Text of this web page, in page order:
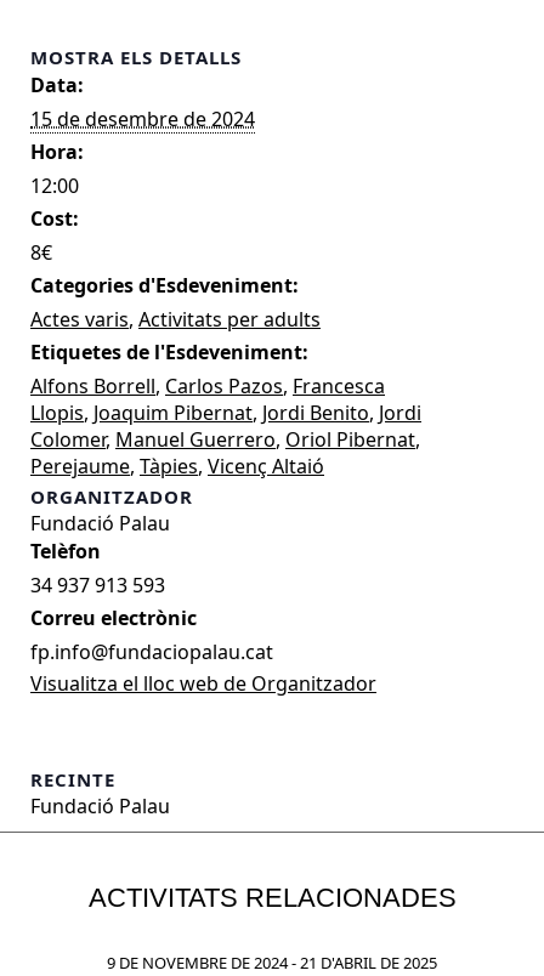
MOSTRA ELS DETALLS
Data:
15 de desembre de 2024
Hora:
12:00
Cost:
8€
Categories d'Esdeveniment:
Actes varis, Activitats per adults
Etiquetes de l'Esdeveniment:
Alfons Borrell, Carlos Pazos, Francesca
Llopis, Joaquim Pibernat, Jordi Benito, Jordi
Colomer, Manuel Guerrero, Oriol Pibernat,
Perejaume, Tàpies, Vicenç Altaió
ORGANITZADOR
Fundació Palau
34 937 913 593
Correu electrònic
fp.info@fundaciopalau.cat
Visualitza el lloc web de Organitzador
RECINTE
Fundació Palau
ACTIVITATS RELACIONADES
9 DE NOVEMBRE DE 2024-21 D'ABRIL DE 2025